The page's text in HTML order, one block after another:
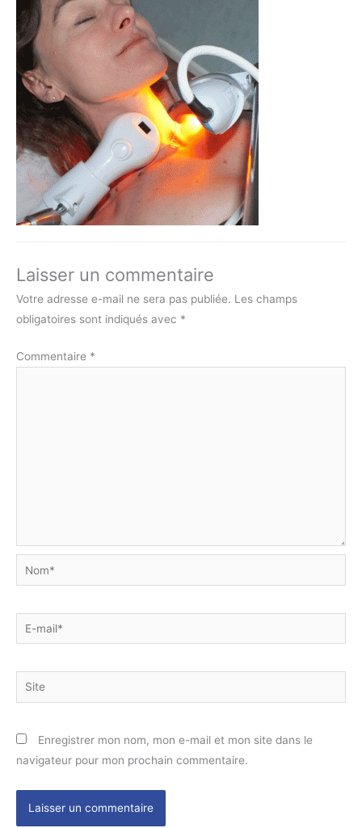
Laisser un commentaire
Votre adresse e-mail ne sera pas publiée. Les champs
obligatoires sont indiqués avec *
Commentaire *
Nom*
E-
mail*
Site
Enregistrer mon nom, mon e-mail et mon site dans le
navigateur pour mon prochain commentaire.